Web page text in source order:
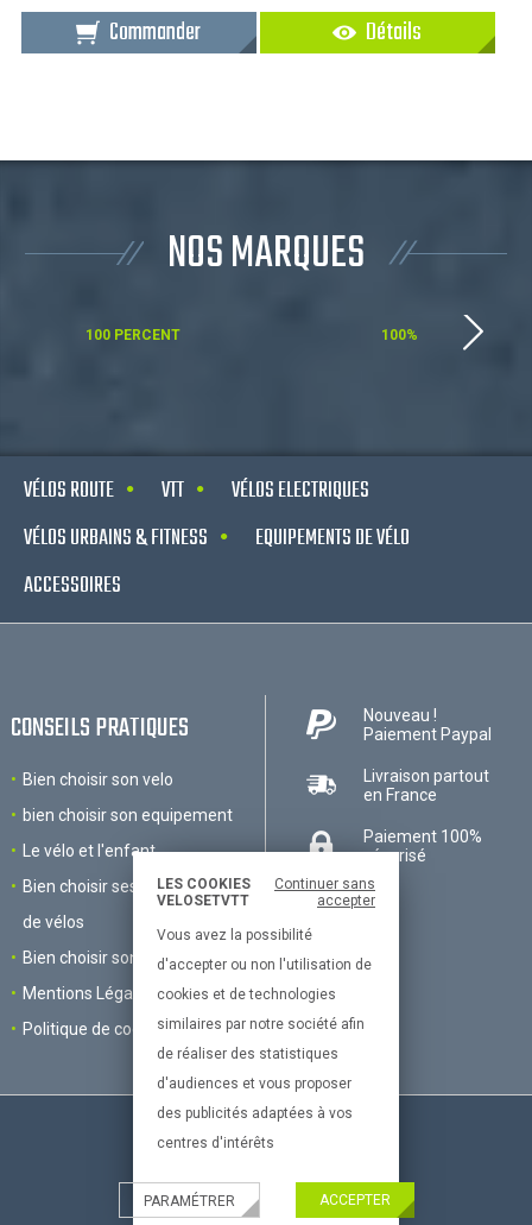
LES COOKIES
VELOSETVTT
Continuer sans
accepter
Vous avez la possibilité
d'accepter ou non l'utilisation de
cookies et de technologies
similaires par notre société afin
de réaliser des statistiques
d'audiences et vous proposer
des publicités adaptées à vos
centres d'intérêts
PARAMÉTRER ACCEPTER
Commander Détails
NOS MARQUES
100 PERCENT 100%
VÉLOS ROUTE VTT
VÉLOS ELECTRIQUES
VÉLOS URBAINS & FITNESS
EQUIPEMENTS DE VÉLO
ACCESSOIRES
CONSEILS PRATIQUES
Bien choisir son velo
bien choisir son equipement
Le vélo et l'enfant
Bien choisir ses accessoires
de vélos
Bien choisir son VTT
Mentions Légales
Politique de cookies
Nouveau !
Paiement Paypal
Livraison partout
en France
Paiement 100%
sécurisé
Le site dédié à la passion du vélo
© All right reserved 2017